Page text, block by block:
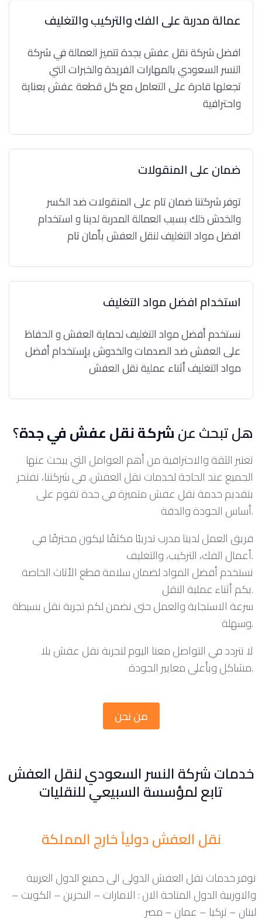
عمالة مدربة على الفك والتركيب والتغليف
افضل شركة نقل عفش بجدة تتميز العمالة في شركة
النسر السعودي بالمهارات الفريدة والخبرات التي
تجعلها قادرة على التعامل مع كل قطعة عفش بعناية
واحترافية
ضمان على المنقولات
توفر شركتنا ضمان تام على المنقولات ضد الكسر
والخدش ذلك بسبب العمالة المدربة لدينا و استخدام
افضل مواد التغليف لنقل العفش بأمان تام
استخدام افضل مواد التغليف
نستخدم أفضل مواد التغليف لحماية العفش و الحفاظ
على العفش ضد الصدمات والخدوش بإستخدام أفضل
مواد التغليف أثناء عملية نقل العفش
هل تبحث عنشركة نقل عفش في جدة؟
تعتبر الثقة والاحترافية من أهم العوامل التي يبحث عنها
الجميع عند الحاجة لخدمات نقل العفش. في شركتنا، نفتخر
بتقديم خدمة نقل عفش متميزة في جدة تقوم على
أساس الجودة والدقة.
أعمال الفك، التركيب، والتغليف.
نستخدم أفضل المواد لضمان سلامة قطع الأثاث الخاصة
بكم أثناء عملية النقل.
سرعة الاستجابة والعمل حتى نضمن لكم تجربة نقل بسيطة
وسهلة.
لا تتردد في التواصل معنا اليوم لتجربة نقل عفش بلا
مشاكل وبأعلى معايير الجودة.
من نحن
خدمات شركة النسر السعودي لنقل العفش
تابع لمؤسسة السبيعي للنقليات
نقل العفش دولياً خارج المملكة
نوفر خدمات نقل العفش الدولى الى جميع الدول العربية
والاوربية الدول المتاحة الان : الامارات – البحرين – الكويت –
لبنان – تركيا – عمان – مصر